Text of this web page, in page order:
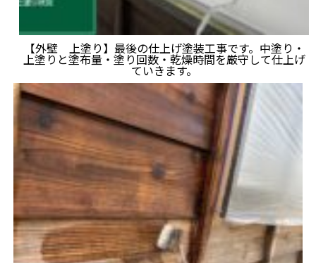
【外壁 上塗り】最後の仕上げ塗装工事です。中塗り・
上塗りと塗布量・塗り回数・乾燥時間を厳守して仕上げ
ていきます。